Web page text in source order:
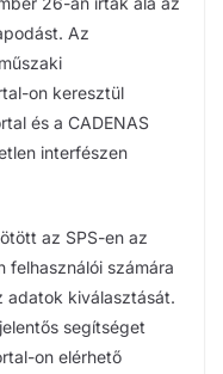
Az
on keresztül
és a CADENAS
interfészen
az SPS-en az
felhasználói számára
adatok kiválasztását.
segítséget
on elérhető